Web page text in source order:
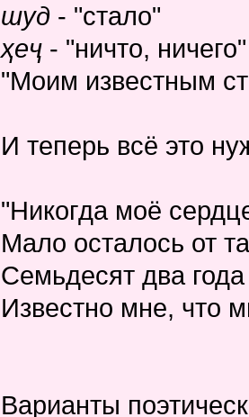
шуд - "стало"
ҳеҷ - "ничто, ничего"
"Моим известным
И теперь всё это
"Никогда моё
Мало осталось от
Семьдесят два
Известно мне, что
Варианты